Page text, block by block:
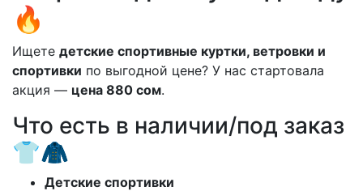
🔥
Ищете детские спортивные куртки, ветровки и
спортивки по выгодной цене? У нас стартовала
акция — цена 880 сом.
Что есть в наличии/под заказ
👕🧥
Детские спортивки